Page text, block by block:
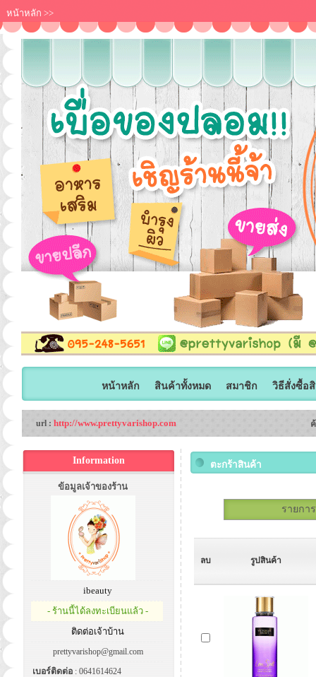
หน้าหลัก >>
หน้าหลัก สินค้าทั้งหมด สมาชิก วิธีสั่งซื้อ
url : http://www.prettyvarishop.com
Information
ข้อมูลเจ้าของร้าน
ibeauty
- ร้านนี้ได้ลงทะเบียนแล้ว -
ติดต่อเจ้าบ้าน
prettyvarishop@gmail.com
เบอร์ติดต่อ : 0641614624
ตะกร้าสินค้า
รายกา
ลบ รูปสินค้า